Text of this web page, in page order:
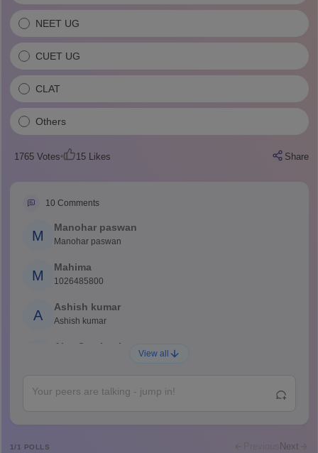
NEET UG
CUET UG
CLAT
Others
1765Votes 15Likes Share
10 Comments
M
Manohar paswan
Manohar paswan
M
Mahima
1026485800
A
Ashish kumar
Ashish kumar
Ajay Santhosh
A
Abdulajeezsh
View all
1/1 POLLS Previous Next